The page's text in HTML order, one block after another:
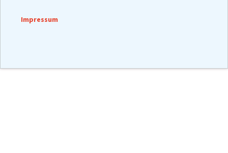
Impressum